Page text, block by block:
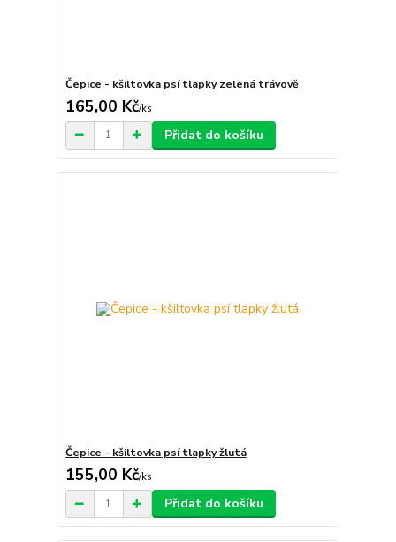
Čepice - kšiltovka psí tlapky zelená trávově
165,00 Kč/ks
Přidat do košíku
Čepice - kšiltovka psí tlapky žlutá
155,00 Kč/ks
Přidat do košíku